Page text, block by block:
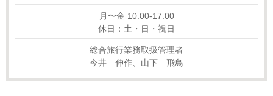
月〜金 10:00-17:00
休日：土・日・祝日
総合旅行業務取扱管理者
今井 伸作、山下 飛鳥